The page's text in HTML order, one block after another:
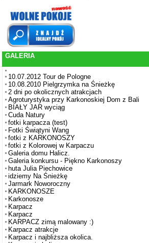
GALERIA
10.07.2012 Tour de Pologne
10.08.2010 Pielgrzymka na Śnieżkę
2 dni po okolicznych atrakcjach
Agroturystyka przy Karkonoskiej Dom z Bali
BIAŁY JAR wyciąg
Cuda Natury
fotki karpacza (test)
Fotki Świątyni Wang
fotki z KARKONOSZY
fotki z Kolorowej w Karpaczu
Galeria domu Halicz.
Galeria konkursu - Piękno Karkonoszy
huta Julia Piechowice
idziemy Na Śnieżkę
Jarmark Noworoczny
KARKONOSZE
Karkonosze
Karpacz
Karpacz
KARPACZ zimą malowany :)
Karpacz atrakcje
Karpacz i najbliższa okolica.